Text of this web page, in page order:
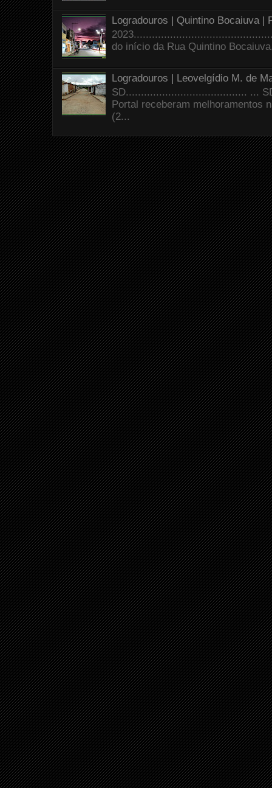
Logradouros | Quintino Bocaiuva |
do início da Rua Quintino
Logradouros | Leovelgídio M. de
SD........................................ ...
Portal receberam melhoramentos
(2...